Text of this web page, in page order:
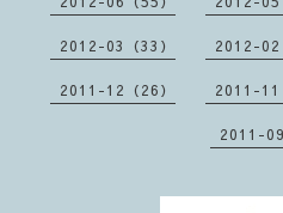
2012-03（33） 2012-02
2011-12（26） 2011-11
2011-09